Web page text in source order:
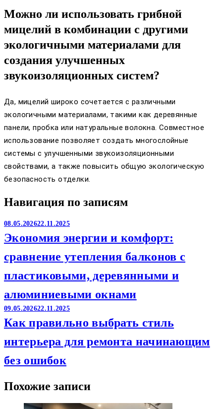
Можно ли использовать грибной
мицелий в комбинации с другими
экологичными материалами для
создания улучшенных
звукоизоляционных систем?
Да, мицелий широко сочетается с различными
экологичными материалами, такими как деревянные
панели, пробка или натуральные волокна. Совместное
использование позволяет создать многослойные
системы с улучшенными звукоизоляционными
свойствами, а также повысить общую экологическую
безопасность отделки.
Навигация по записям
08.05.202622.11.2025
Экономия энергии и комфорт:
сравнение утепления балконов с
пластиковыми, деревянными и
алюминиевыми окнами
09.05.202622.11.2025
Как правильно выбрать стиль
интерьера для ремонта начинающим
без ошибок
Похожие записи